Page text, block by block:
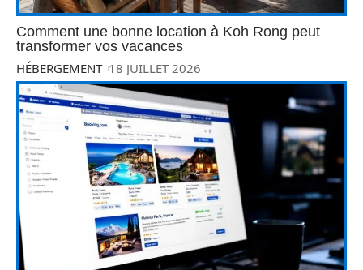
Comment une bonne location à Koh Rong peut
transformer vos vacances
HÉBERGEMENT 18 JUILLET 2026